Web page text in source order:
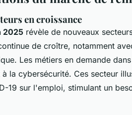
en croissance
2025 révèle de nouveaux
de croître, notamment
Les métiers en demande
la cybersécurité. Ces secteur
19 sur l'emploi, stimulant un